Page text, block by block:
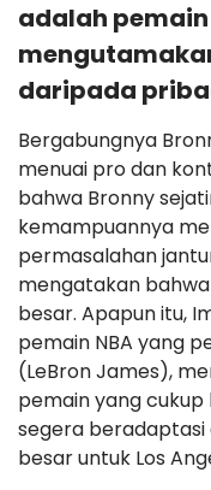
adalah
daripada
Bergabungnya
menuai pro dan
bahwa Bronny
kemampuannya
permasalahan
mengatakan
besar. Apapun itu,
pemain NBA yang
(LeBron James),
pemain yang
segera
besar untuk Los